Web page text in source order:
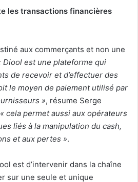
les transactions financières
aux commerçants et non une
Diool est une plateforme qui
de recevoir et d’effectuer des
le moyen de paiement utilisé par
», résume Serge
« cela permet aussi aux opérateurs
liés à la manipulation du cash,
et aux pertes ».
est d’intervenir dans la chaîne
sur une seule et unique